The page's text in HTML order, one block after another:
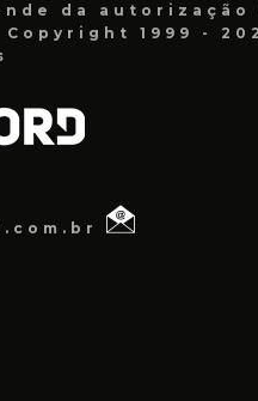
da autorização
1999 -